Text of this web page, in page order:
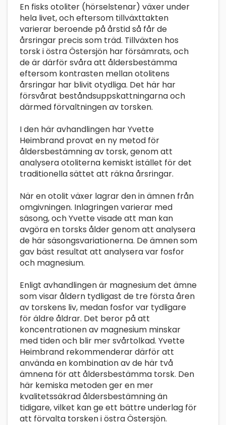
En fisks otoliter (hörselstenar) växer under
hela livet, och eftersom tillväxttakten
varierar beroende på årstid så får de
årsringar precis som träd. Tillväxten hos
torsk i östra Östersjön har försämrats, och
de är därför svåra att åldersbestämma
eftersom kontrasten mellan otolitens
årsringar har blivit otydliga. Det här har
försvårat beståndsuppskattningarna och
därmed förvaltningen av torsken.
I den här avhandlingen har Yvette
Heimbrand provat en ny metod för
åldersbestämning av torsk, genom att
analysera otoliterna kemiskt istället för det
traditionella sättet att räkna årsringar.
När en otolit växer lagrar den in ämnen från
omgivningen. Inlagringen varierar med
säsong, och Yvette visade att man kan
avgöra en torsks ålder genom att analysera
de här säsongsvariationerna. De ämnen som
gav bäst resultat att analysera var fosfor
och magnesium.
Enligt avhandlingen är magnesium det ämne
som visar åldern tydligast de tre första åren
av torskens liv, medan fosfor var tydligare
för äldre åldrar. Det beror på att
koncentrationen av magnesium minskar
med tiden och blir mer svårtolkad. Yvette
Heimbrand rekommenderar därför att
använda en kombination av de här två
ämnena för att åldersbestämma torsk. Den
här kemiska metoden ger en mer
kvalitetssäkrad åldersbestämning än
tidigare, vilket kan ge ett bättre underlag för
att förvalta torsken i östra Östersjön.